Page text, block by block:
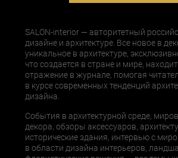
SALON-interior — авторитетный
дизайне и архитектуре. Все новое в
уникальное в архитектуре,
что создается в стране и мире,
отражение в журнале, помогая
в курсе современных тенденций
дизайна.
События в архитектурной среде,
декора, обзоры аксессуаров,
исторические здания, интервью с
в области дизайна интерьеров,